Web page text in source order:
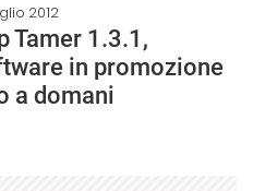
2012
Tamer 1.3.1,
in promozione
a domani